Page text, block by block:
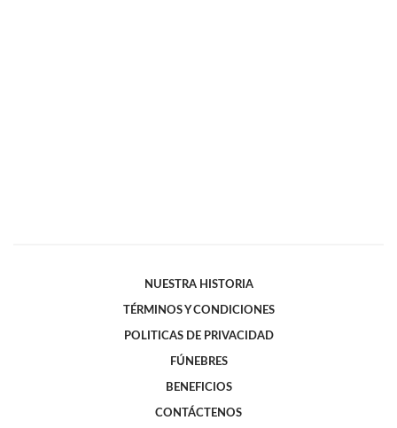
NUESTRA HISTORIA
TÉRMINOS Y CONDICIONES
POLITICAS DE PRIVACIDAD
FÚNEBRES
BENEFICIOS
CONTÁCTENOS